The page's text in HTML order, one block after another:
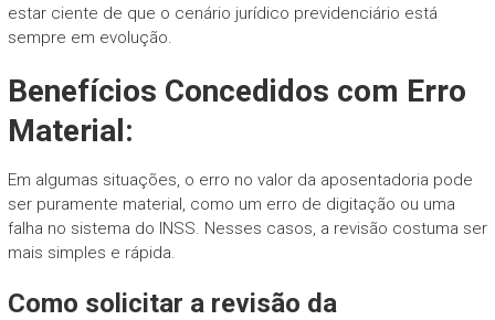
estar ciente de que o cenário jurídico previdenciário está
sempre em evolução.
Benefícios Concedidos com Erro
Material:
Em algumas situações, o erro no valor da aposentadoria pode
ser puramente material, como um erro de digitação ou uma
falha no sistema do INSS. Nesses casos, a revisão costuma ser
mais simples e rápida.
Como solicitar a revisão da